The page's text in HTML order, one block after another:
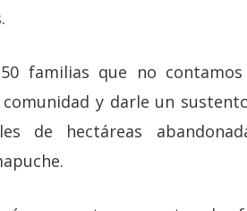
familias que no
y darle un
de hectáreas